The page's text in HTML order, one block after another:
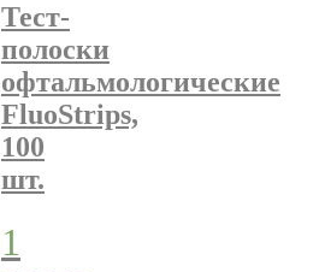
Тест-
полоски
офтальмологические
FluoStrips,
100
шт.
1